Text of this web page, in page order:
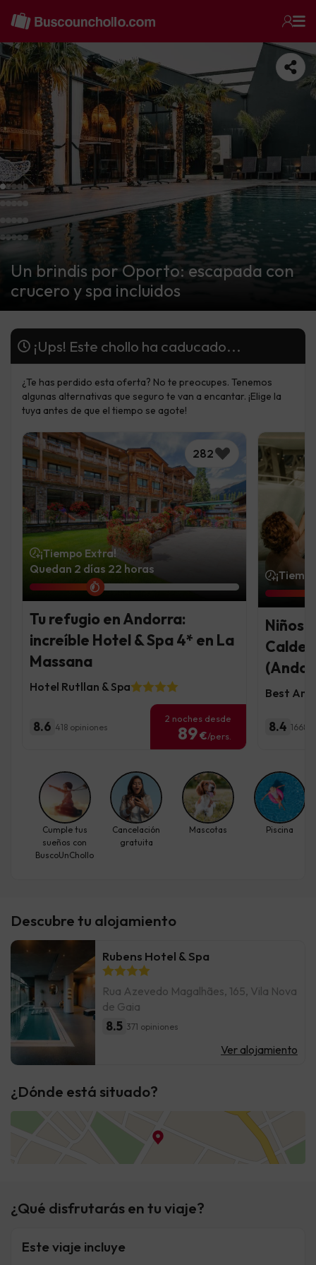
Un brindis por Oporto: escapada con
crucero y spa incluidos
Descubre tu alojamiento
Rubens Hotel & Spa
Rua Azevedo Magalhães, 165, Vila Nova
de Gaia
8.5 371 opiniones
Ver alojamiento
¿Dónde está situado?
¿Qué disfrutarás en tu viaje?
Este viaje incluye
¡Ups! Este chollo ha caducado...
¿Te has perdido esta oferta? No te preocupes. Tenemos
algunas alternativas que seguro te van a encantar. ¡Elige la
tuya antes de que el tiempo se agote!
282
¡Tiempo Extra!
Quedan 2 días 22 horas
Tu refugio en Andorra:
increíble Hotel & Spa 4* en La
Massana
Hotel Rutllan & Spa
8.6 418 opiniones
2 noches desde
89€/pers.
Niños
Best
8.4 1668
Cumple tus
sueños con
BuscoUnChollo
Cancelación
gratuita
Mascotas Piscina